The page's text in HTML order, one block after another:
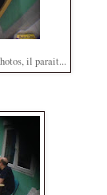
il parait...